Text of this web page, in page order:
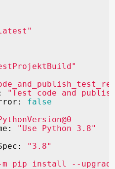
"Test code and
false
"Use Python 3.8"
"3.8"
pip install --